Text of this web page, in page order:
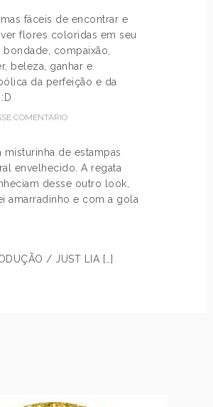
fáceis de encontrar e
ver flores coloridas em seu
compaixão,
beleza, ganhar e.
da perfeição e da
COMENTÁRIO
misturinha de estampas
envelhecido. A regata
desse outro look,
amarradinho e com a gola
/ JUST LIA […]